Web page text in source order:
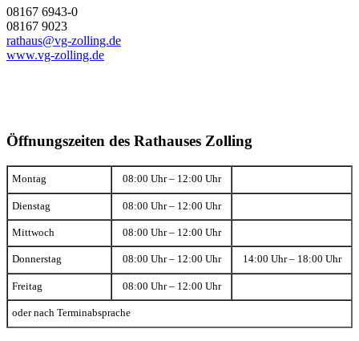
08167 6943-0
08167 9023
rathaus@vg-zolling.de
www.vg-zolling.de
Öffnungszeiten des Rathauses Zolling
Montag 08:00 Uhr – 12:00 Uhr
Dienstag 08:00 Uhr – 12:00 Uhr
Mittwoch 08:00 Uhr – 12:00 Uhr
Donnerstag 08:00 Uhr – 12:00 Uhr 14:00 Uhr – 18:00 Uhr
Freitag 08:00 Uhr – 12:00 Uhr
oder nach Terminabsprache